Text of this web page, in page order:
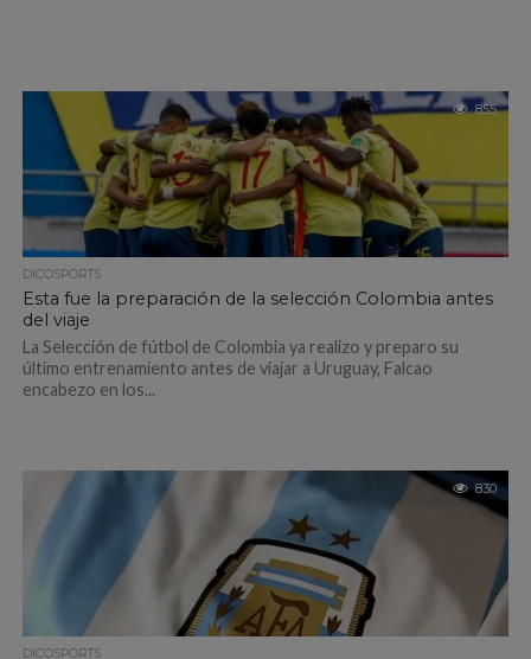
855
DICOSPORTS
Esta fue la preparación de la selección Colombia antes
del viaje
La Selección de fútbol de Colombia ya realizo y preparo su
último entrenamiento antes de viajar a Uruguay, Falcao
encabezo en los...
830
DICOSPORTS